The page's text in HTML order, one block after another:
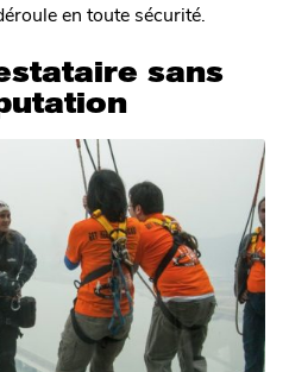
en toute sécurité.
sans